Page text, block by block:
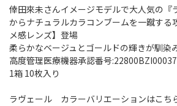
倖田來未さんイメージモデルで大人気の『
からナチュラルカラコンブームを一蹴する
メ感レンズ】登場
柔らかなベージュとゴールドの輝きが馴染
高度管理医療機器承認番号
1箱 10枚入り
ラヴェール カラーバリエーションはこち